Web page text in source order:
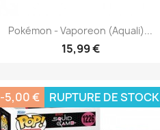
Pokémon - Vaporeon (Aquali)...
15,99 €
Aperçu rapide
-5,00 € RUPTURE DE STOCK